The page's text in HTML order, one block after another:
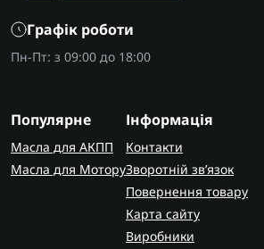
Графік роботи
Пн-Пт: з 09:00 до 18:00
Популярне
Масла для АКПП
Масла для Мотору
Інформація
Контакти
Зворотній зв’язок
Повернення товару
Карта сайту
Виробники